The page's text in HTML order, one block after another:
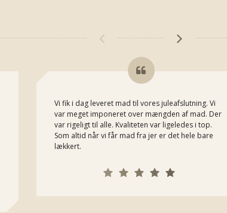
Vi fik i dag leveret mad til vores juleafslutning. Vi
var meget imponeret over mængden af mad. Der
var rigeligt til alle. Kvaliteten var ligeledes i top.
Som altid når vi får mad fra jer er det hele bare
lækkert.